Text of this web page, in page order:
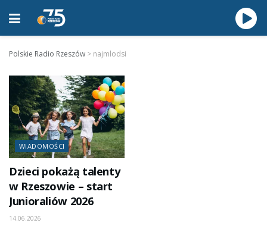
Polskie Radio Rzeszów > najmlodsi
WIADOMOŚCI
Dzieci pokażą talenty
w Rzeszowie – start
Junioraliów 2026
14.06.2026